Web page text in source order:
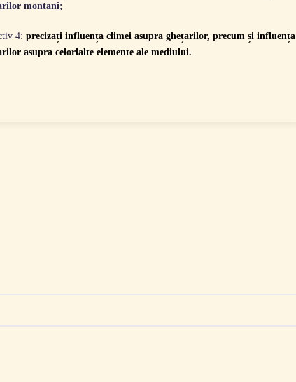
montani;
4: precizați influența climei asupra ghețarilor, precum și influența
asupra celorlalte elemente ale mediului.